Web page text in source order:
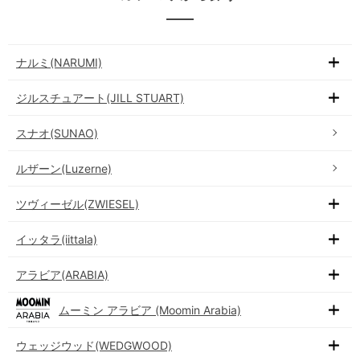
ナルミ(NARUMI)
ジルスチュアート(JILL STUART)
スナオ(SUNAO)
ルザーン(Luzerne)
ツヴィーゼル(ZWIESEL)
イッタラ(iittala)
アラビア(ARABIA)
ムーミン アラビア (Moomin Arabia)
ウェッジウッド(WEDGWOOD)